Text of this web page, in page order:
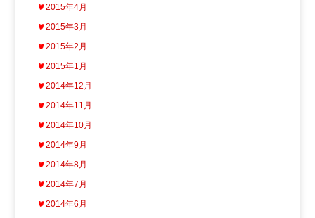
2015年4月
2015年3月
2015年2月
2015年1月
2014年12月
2014年11月
2014年10月
2014年9月
2014年8月
2014年7月
2014年6月